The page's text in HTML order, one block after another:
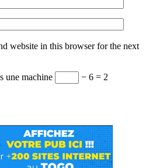
website in this browser for the next
une machine − 6 = 2